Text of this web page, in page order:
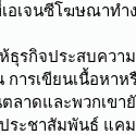
อเจนซีโฆษณาท
ธุรกิจประสบคว
การเขียนเนื้อ
ลาดและพวกเข
ระชาสัมพันธ์ แค